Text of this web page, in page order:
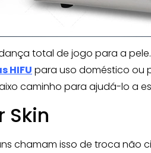
total de jogo para a
HIFU para uso doméstico ou
caminho para ajudá-lo a
Skin
chamam isso de troca